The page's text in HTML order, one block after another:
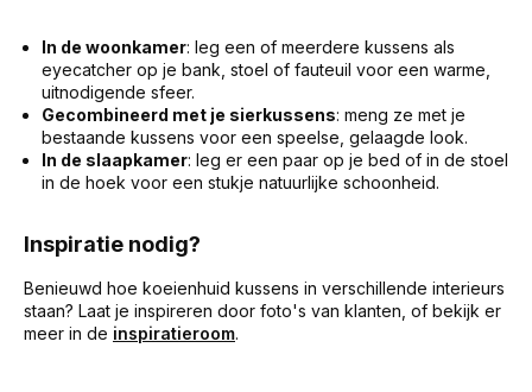
In de woonkamer: leg een of meerdere kussens als
eyecatcher op je bank, stoel of fauteuil voor een warme,
uitnodigende sfeer.
Gecombineerd met je sierkussens: meng ze met je
bestaande kussens voor een speelse, gelaagde look.
In de slaapkamer: leg er een paar op je bed of in de stoel
in de hoek voor een stukje natuurlijke schoonheid.
Inspiratie nodig?
Benieuwd hoe koeienhuid kussens in verschillende interieurs
staan? Laat je inspireren door foto's van klanten, of bekijk er
meer in de inspiratieroom.